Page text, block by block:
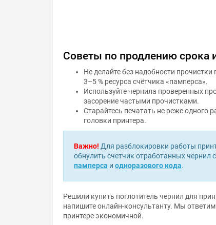
Советы по продлению срока
3–5 % ресурса счётчика «памперса».
Используйте чернила проверенных
засорение частыми прочистками.
Старайтесь печатать не реже одного
головки принтера.
обнулить счетчик отработанных чернил
памперсаиодноразового кода.
напишите онлайн-консультанту. Мы
принтере экономичной.